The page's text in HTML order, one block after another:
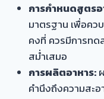
การกำหนดสูตรอ
มาตรฐาน เพื่อค
คงที่ ควรมีการทด
สม่ำเสมอ
การผลิตอาหาร:
คำนึงถึงความสะ